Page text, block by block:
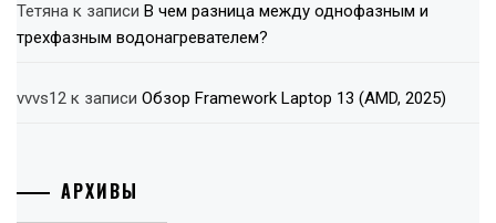
Тетяна к записи В чем разница между однофазным и
трехфазным водонагревателем?
vvvs12 к записи Обзор Framework Laptop 13 (AMD, 2025)
АРХИВЫ